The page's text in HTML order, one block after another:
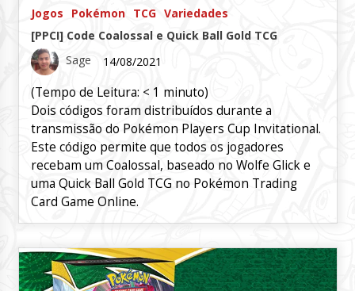
Jogos Pokémon TCG Variedades
[PPCI] Code Coalossal e Quick Ball Gold TCG
Sage
14/08/2021
(Tempo de Leitura: < 1 minuto)
Dois códigos foram distribuídos durante a
transmissão do Pokémon Players Cup Invitational.
Este código permite que todos os jogadores
recebam um Coalossal, baseado no Wolfe Glick e
uma Quick Ball Gold TCG no Pokémon Trading
Card Game Online.